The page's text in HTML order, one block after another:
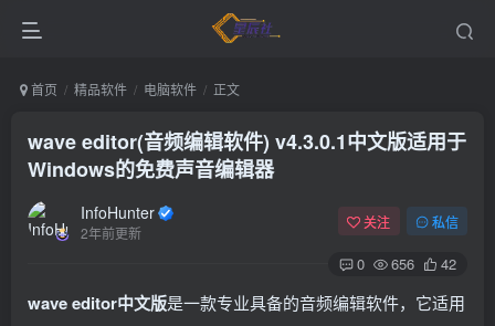
首页 精品软件 电脑软件 正文
wave editor(音频编辑软件) v4.3.0.1中文版适用于
Windows的免费声音编辑器
InfoHunter
2年前更新
关注 私信
0 656 42
wave editor中文版是一款专业具备的音频编辑软件，它适用